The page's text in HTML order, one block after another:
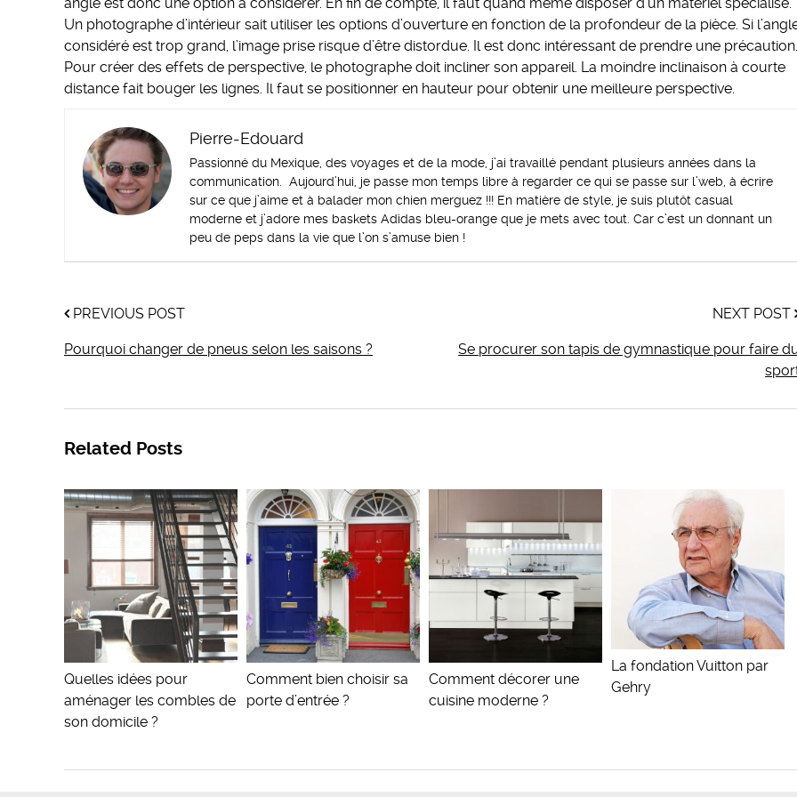
Un photographe d’intérieur sait utiliser les options d’ouverture en fonction de la profondeur de la pièce. Si
considéré est trop grand, l’image prise risque d’être distordue. Il est donc intéressant de prendre une précaution.
Pour créer des effets de perspective, le photographe doit incliner son appareil. La moindre inclinaison à courte
distance fait bouger les lignes. Il faut se positionner en hauteur pour obtenir une meilleure perspective.
Pierre-Edouard
Passionné du Mexique, des voyages et de la mode, j’ai travaillé pendant plusieurs années dans la
communication. Aujourd’hui, je passe mon temps libre à regarder ce qui se passe sur l’web, à écrire
sur ce que j’aime et à balader mon chien merguez !!! En matière de style, je suis plutôt casual
moderne et j’adore mes baskets Adidas bleu-orange que je mets avec tout. Car c’est un donnant un
peu de peps dans la vie que l’on s’amuse bien !
PREVIOUS POST
Pourquoi changer de pneus selon les saisons ?
NEXT POST
Se procurer son tapis de gymnastique pour faire
Related Posts
Quelles idées pour
aménager les combles de
son domicile ?
Comment bien choisir sa
porte d’entrée ?
Comment décorer une
cuisine moderne ?
La fondation Vuitton par
Gehry